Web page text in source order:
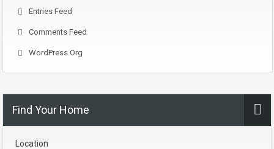
Entries Feed
Comments Feed
WordPress.org
Find Your Home
Location